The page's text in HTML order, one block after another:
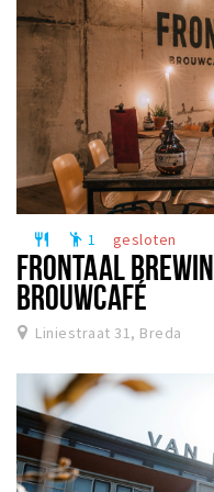
restaurant emoji_people 1 gesloten
FRONTAAL
BROUWCAFÉ
Liniestraat 31, Breda